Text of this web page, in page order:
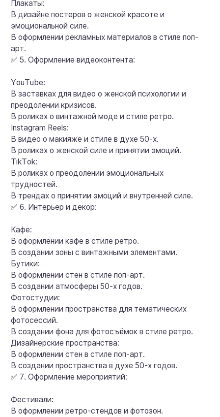
Плакаты:
В дизайне постеров о женской красоте и
эмоциональной силе.
В оформлении рекламных материалов в стиле поп-
арт.
✅ 5. Оформление видеоконтента:
YouTube:
В заставках для видео о женской психологии и
преодолении кризисов.
В роликах о винтажной моде и стиле ретро.
Instagram Reels:
В видео о макияже и стиле в духе 50-х.
В роликах о женской силе и принятии эмоций.
TikTok:
В роликах о преодолении эмоциональных
трудностей.
В трендах о принятии эмоций и внутренней силе.
✅ 6. Интерьер и декор:
Кафе:
В оформлении кафе в стиле ретро.
В создании зоны с винтажными элементами.
Бутики:
В оформлении стен в стиле поп-арт.
В создании атмосферы 50-х годов.
Фотостудии:
В оформлении пространства для тематических
фотосессий.
В создании фона для фотосъёмок в стиле ретро.
Дизайнерские пространства:
В оформлении стен в стиле поп-арт.
В создании пространства в духе 50-х годов.
✅ 7. Оформление мероприятий:
Фестивали:
В оформлении ретро-стендов и фотозон.